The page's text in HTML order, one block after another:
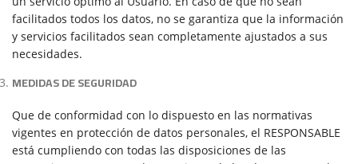
facilitados todos los datos, no se garantiza que la información
y servicios facilitados sean completamente ajustados a sus
necesidades.
MEDIDAS DE SEGURIDAD
Que de conformidad con lo dispuesto en las normativas
vigentes en protección de datos personales, el RESPONSABLE
está cumpliendo con todas las disposiciones de las